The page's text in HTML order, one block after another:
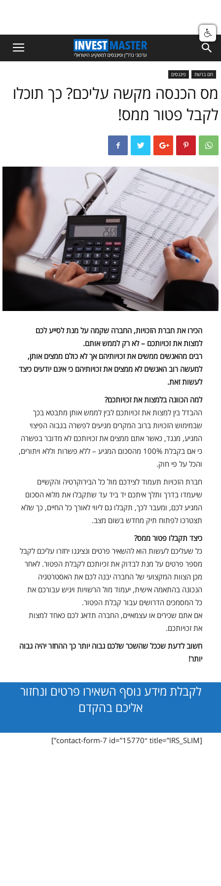
חם ברשת פיננסים
מס הכנסה מקשה עליכם? כך תוכלו
לקבל פטור ממס!
הכירו את חברת הזכויות, החברה שקמה על מנת לסייע לכם
למצות את זכויותכם – לא רק לממש אותם.
רבים מהאנשים ממשים את זכויותיהם אך לא כולם ממצים אותן,
למעשה רוב האנשים לא ממצים את זכויותיהם כי אינם יודעים כיצד
לעשות זאת.
למה הכוונה בלמצות את זכויותכם?
ההבדל בין למצות את זכויותכם לבין לממש אותן מתבטא בכך
שבמימוש הזכויות ברוב המקרים מגיעים לפשרה בגבוה הפיצוי
המגיע, מנגד, כאשר אתם ממצים את זכויותכם לא מדובר בפשרה
כי אם בקבלת 100% מהסכום המגיע – ללא פשרות וללא ויתורים,
והכל על פי חוק.
חברת הזכויות תעמוד לצידכם מול כל הבירוקרטיה והקשיים
שיעמדו בדרך ותלך איתכם יד ביד עד שתקבלו את מלוא הסכום
המגיע לכם, ומעבר לכך, תקבלו גם ליווי לאורך כל החיים, כך שלא
תצטרכו לפתוח תיק מחדש בשום מצב.
כיצד תקבלו פטור ממס?
כל שעליכם לעשות הוא להשאיר פרטים ונציגנו יחזרו עליכם לקבל
מספר פרטים על מנת לבדוק את זכיותכם לקבלת הפטור. לאחר
מכן הצוות המקצועי של החברה יבנה לכם את האסטרטגיה
הנכונה בהתאמה אישית, יעמוד מול הרשויות ויגיש עבורכם את
כל המסמכים הדרושים עבור קבלת הפטור.
אם אתם שכירים או עצמאיים, החברה תדאג לכם כאחד למצות
את זכויותכם.
חשוב לדעת שככל שהשכר שלכם גבוה יותר כך ההחזר יהיה גבוה
יותר!
לקבלת מידע נוסף השאירו פרטים ונחזור
אליכם בהקדם
[contact-form-7 id=”15770″ title=”IRS_SLIM”]